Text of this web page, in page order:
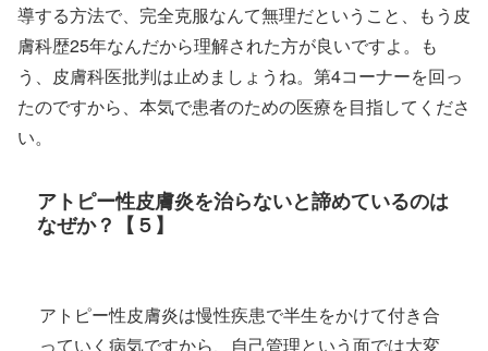
導する方法で、完全克服なんて無理だということ、もう皮
膚科歴25年なんだから理解された方が良いですよ。も
う、皮膚科医批判は止めましょうね。第4コーナーを回っ
たのですから、本気で患者のための医療を目指してくださ
い。
アトピー性皮膚炎を治らないと諦めているのは
なぜか？【５】
アトピー性皮膚炎は慢性疾患で半生をかけて付き合
っていく病気ですから、自己管理という面では大変